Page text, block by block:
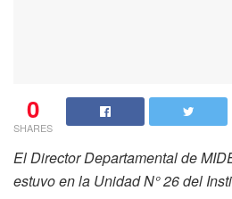
0
SHARES
El Director Departamental de
estuvo en la Unidad N° 26 del